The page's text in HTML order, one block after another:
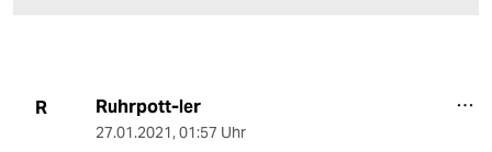
R Ruhrpott-ler
27.01.2021, 01:57 Uhr